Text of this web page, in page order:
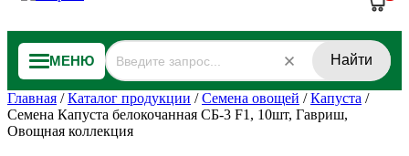
МЕНЮ Найти
Главная /Каталог продукции /Семена овощей /Капуста /
Семена Капуста белокочанная СБ-3 F1, 10шт, Гавриш,
Овощная коллекция